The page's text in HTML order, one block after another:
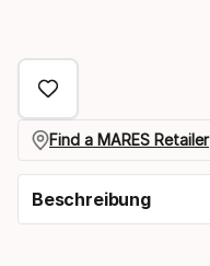
Find a MARES Retailer
Beschreibung